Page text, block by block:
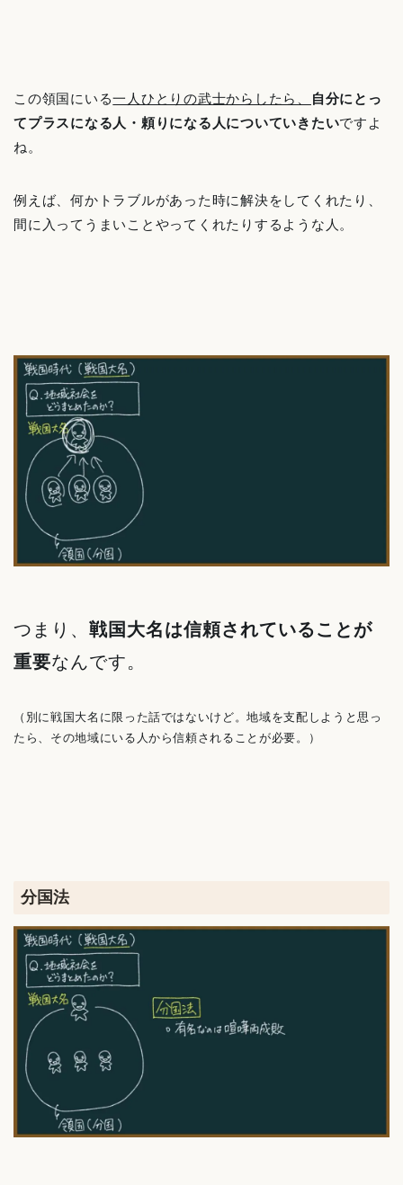
この領国にいる一人ひとりの武士からしたら、
自分にとっ
てプラスになる人・頼りになる人についていきたいですよ
ね。
例えば、何かトラブルがあった時に解決をしてくれたり、
間に入ってうまいことやってくれたりするような人。
つまり、 戦国大名は信頼されていることが
重要なんです。
（別に戦国大名に限った話ではないけど。地域を支配しようと思っ
たら、その地域にいる人から信頼されることが必要。）
分国法